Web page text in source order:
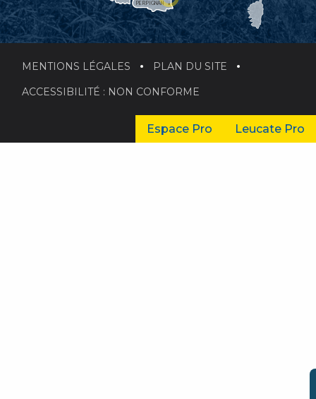
PERPIGNAN
MENTIONS LÉGALES PLAN DU SITE
ACCESSIBILITÉ : NON CONFORME
Espace Pro Leucate Pro